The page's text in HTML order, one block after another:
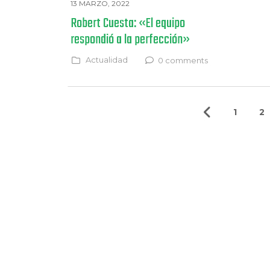
13 MARZO, 2022
Robert Cuesta: «El equipo
respondió a la perfección»
Actualidad 0 comments
1 2